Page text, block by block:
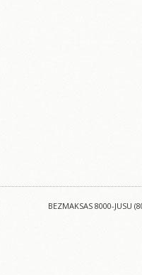
BEZMAKSAS 8000-JUSU